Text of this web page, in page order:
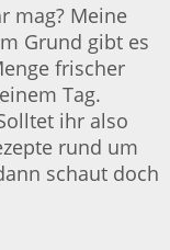
mag? Meine
Grund gibt es
frischer
Tag.
ihr also
rund um
schaut doch